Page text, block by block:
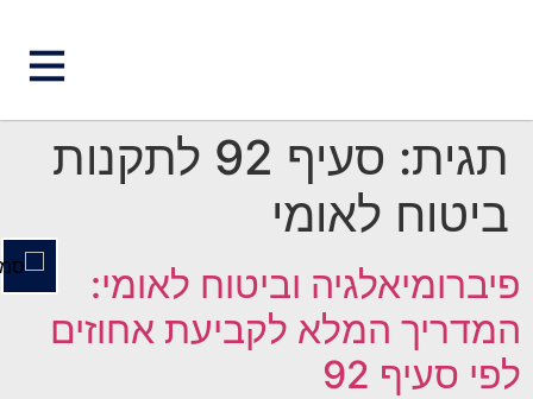
השבת את ההבזקים
title סמן כותרות
settings צבע רקע
zoom_in זום (הגדלה)
remove_circle_outline הקטנת גופן
add_circle_outline הגדלת גופן
תגית:
סעיף 92 לתקנות
ביטוח לאומי
פיברומיאלגיה וביטוח לאומי:
המדריך המלא לקביעת אחוזים
לפי סעיף 92